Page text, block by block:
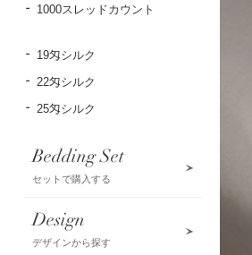
1000スレッドカウント
19匁シルク
22匁シルク
25匁シルク
Bedding Set
セットで購入する
Design
デザインから探す